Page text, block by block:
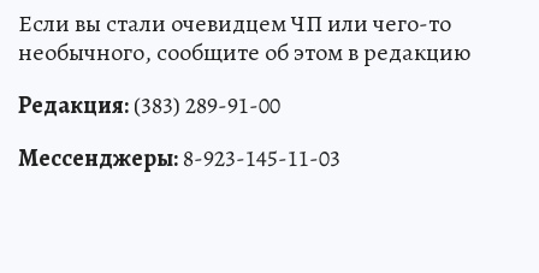
Если вы стали очевидцем ЧП или чего-то
необычного, сообщите об этом в редакцию
Редакция:(383) 289-91-00
Мессенджеры:8-923-145-11-03